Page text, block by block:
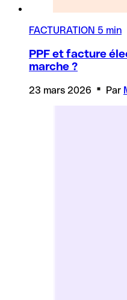
FACTURATION 5 min
PPF et facture
marche ?
23 mars 2026 Par